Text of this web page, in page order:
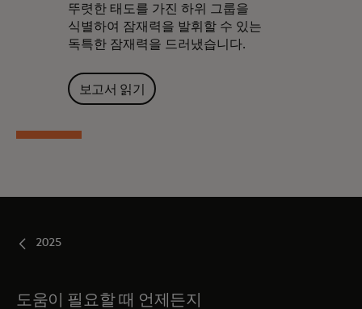
뚜렷한 태도를 가진 하위 그룹을
식별하여 잠재력을 발휘할 수 있는
독특한 잠재력을 드러냈습니다.
보고서 읽기
2025
도움이 필요할 때 언제든지